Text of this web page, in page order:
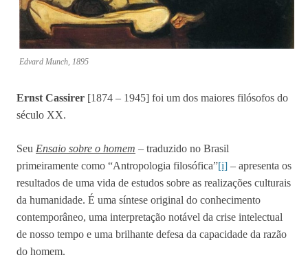
Edvard Munch, 1895
Ernst Cassirer [1874 – 1945] foi um dos maiores filósofos do
século XX.
Seu Ensaio sobre o homem – traduzido no Brasil
primeiramente como “Antropologia filosófica”[i] – apresenta os
resultados de uma vida de estudos sobre as realizações culturais
da humanidade. É uma síntese original do conhecimento
contemporâneo, uma interpretação notável da crise intelectual
de nosso tempo e uma brilhante defesa da capacidade da razão
do homem.